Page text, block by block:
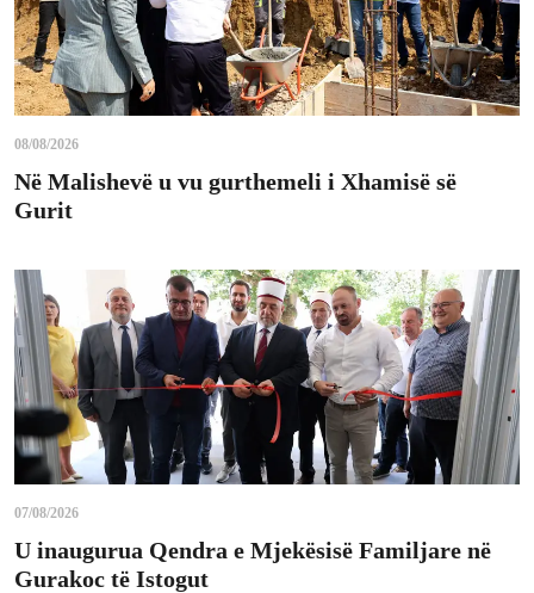
08/08/2026
Në Malishevë u vu gurthemeli i Xhamisë së
Gurit
07/08/2026
U inaugurua Qendra e Mjekësisë Familjare në
Gurakoc të Istogut